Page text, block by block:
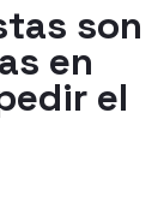
son
en
el